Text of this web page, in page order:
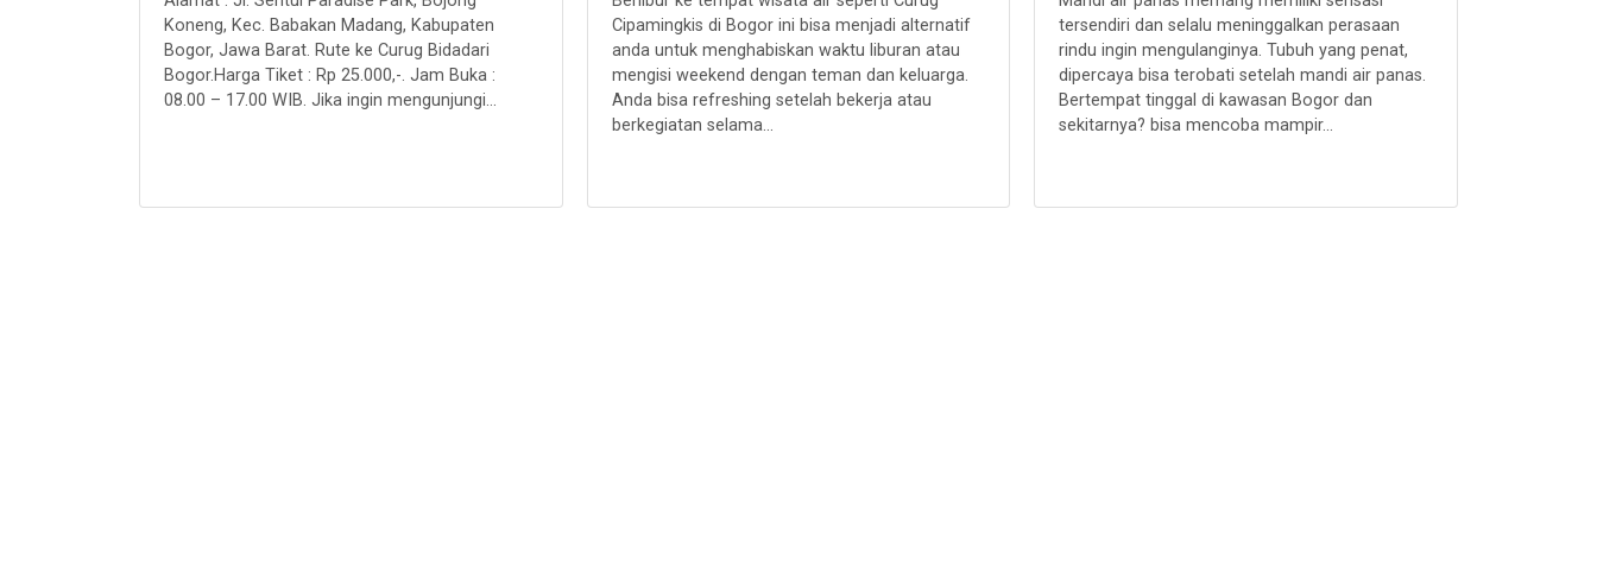
Koneng, Kec. Babakan Madang, Kabupaten
Bogor, Jawa Barat. Rute ke Curug Bidadari
Bogor.Harga Tiket : Rp 25.000,-. Jam Buka :
08.00 – 17.00 WIB. Jika ingin mengunjungi...
Cipamingkis di Bogor ini bisa menjadi alternatif
anda untuk menghabiskan waktu liburan atau
mengisi weekend dengan teman dan keluarga.
Anda bisa refreshing setelah bekerja atau
berkegiatan selama...
tersendiri dan selalu meninggalkan perasaan
rindu ingin mengulanginya. Tubuh yang penat,
dipercaya bisa terobati setelah mandi air panas.
Bertempat tinggal di kawasan Bogor dan
sekitarnya? bisa mencoba mampir...